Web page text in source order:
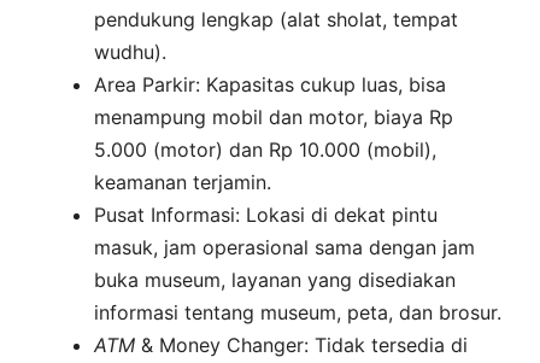
pendukung lengkap (alat sholat, tempat
wudhu).
Area Parkir: Kapasitas cukup luas, bisa
menampung mobil dan motor, biaya Rp
5.000 (motor) dan Rp 10.000 (mobil),
keamanan terjamin.
Pusat Informasi: Lokasi di dekat pintu
masuk, jam operasional sama dengan jam
buka museum, layanan yang disediakan
informasi tentang museum, peta, dan brosur.
ATM & Money Changer: Tidak tersedia di